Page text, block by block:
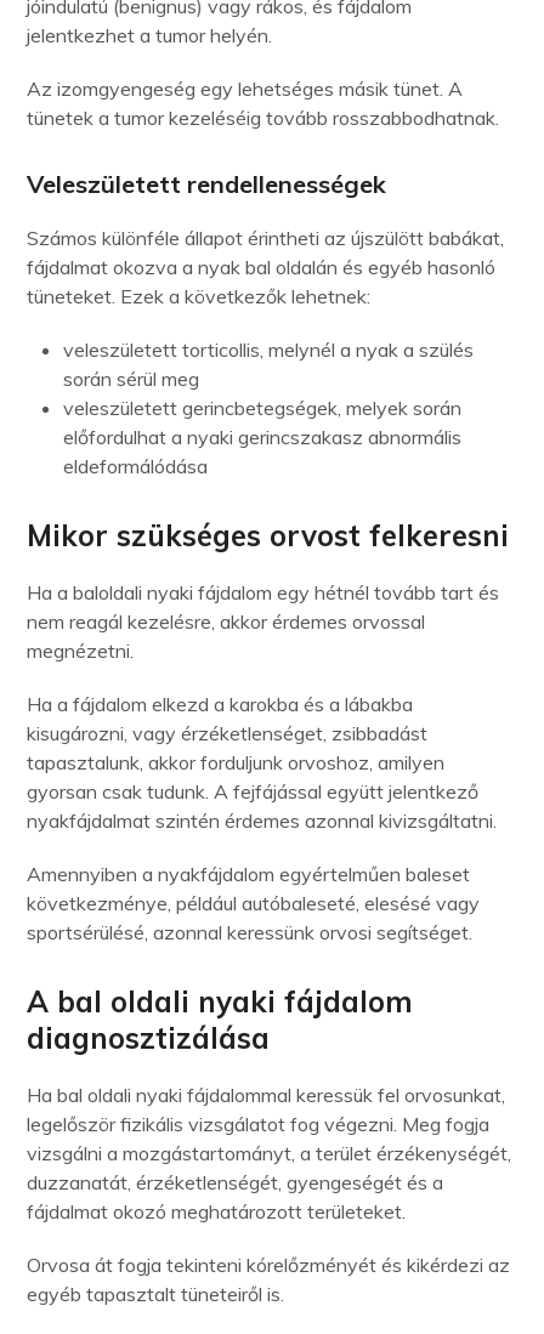
jóindulatú (benignus) vagy rákos, és fájdalom
jelentkezhet a tumor helyén.
Az izomgyengeség egy lehetséges másik tünet. A
tünetek a tumor kezeléséig tovább rosszabbodhatnak.
Veleszületett rendellenességek
Számos különféle állapot érintheti az újszülött babákat,
fájdalmat okozva a nyak bal oldalán és egyéb hasonló
tüneteket. Ezek a következők lehetnek:
veleszületett torticollis, melynél a nyak a szülés
során sérül meg
veleszületett gerincbetegségek, melyek során
előfordulhat a nyaki gerincszakasz abnormális
eldeformálódása
Mikor szükséges orvost felkeresni
Ha a baloldali nyaki fájdalom egy hétnél tovább tart és
nem reagál kezelésre, akkor érdemes orvossal
megnézetni.
Ha a fájdalom elkezd a karokba és a lábakba
kisugározni, vagy érzéketlenséget, zsibbadást
tapasztalunk, akkor forduljunk orvoshoz, amilyen
gyorsan csak tudunk. A fejfájással együtt jelentkező
nyakfájdalmat szintén érdemes azonnal kivizsgáltatni.
Amennyiben a nyakfájdalom egyértelműen baleset
következménye, például autóbaleseté, elesésé vagy
sportsérülésé, azonnal keressünk orvosi segítséget.
A bal oldali nyaki fájdalom
diagnosztizálása
Ha bal oldali nyaki fájdalommal keressük fel orvosunkat,
legelőször fizikális vizsgálatot fog végezni. Meg fogja
vizsgálni a mozgástartományt, a terület érzékenységét,
duzzanatát, érzéketlenségét, gyengeségét és a
fájdalmat okozó meghatározott területeket.
Orvosa át fogja tekinteni kórelőzményét és kikérdezi az
egyéb tapasztalt tüneteiről is.